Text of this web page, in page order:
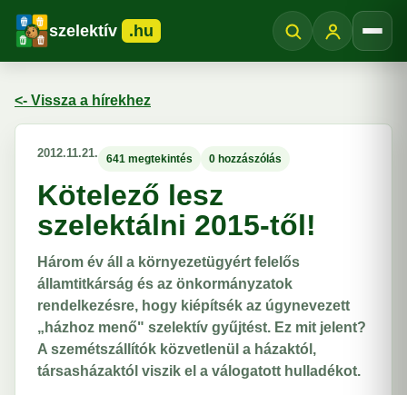
szelektív .hu
<- Vissza a hírekhez
2012.11.21. 641 megtekintés 0 hozzászólás
Kötelező lesz
szelektálni 2015-től!
Három év áll a környezetügyért felelős
államtitkárság és az önkormányzatok
rendelkezésre, hogy kiépítsék az úgynevezett
„házhoz menő" szelektív gyűjtést. Ez mit jelent?
A szemétszállítók közvetlenül a házaktól,
társasházaktól viszik el a válogatott hulladékot.